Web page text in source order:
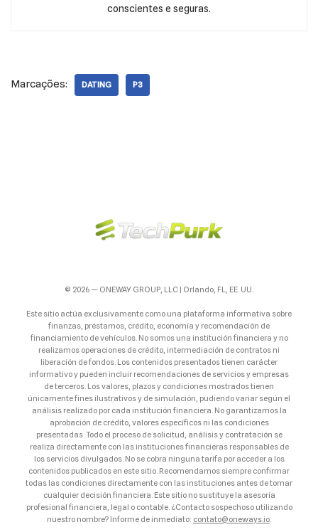
conscientes e seguras.
Marcações: DATING P3
© 2026 — ONEWAY GROUP, LLC | Orlando, FL, EE. UU.
Este sitio actúa exclusivamente como una plataforma informativa sobre
finanzas, préstamos, crédito, economía y recomendación de
financiamiento de vehículos. No somos una institución financiera y no
realizamos operaciones de crédito, intermediación de contratos ni
liberación de fondos. Los contenidos presentados tienen carácter
informativo y pueden incluir recomendaciones de servicios y empresas
de terceros. Los valores, plazos y condiciones mostrados tienen
únicamente fines ilustrativos y de simulación, pudiendo variar según el
análisis realizado por cada institución financiera. No garantizamos la
aprobación de crédito, valores específicos ni las condiciones
presentadas. Todo el proceso de solicitud, análisis y contratación se
realiza directamente con las instituciones financieras responsables de
los servicios divulgados. No se cobra ninguna tarifa por acceder a los
contenidos publicados en este sitio. Recomendamos siempre confirmar
todas las condiciones directamente con las instituciones antes de tomar
cualquier decisión financiera. Este sitio no sustituye la asesoría
profesional financiera, legal o contable. ¿Contacto sospechoso utilizando
nuestro nombre? Informe de inmediato: contato@oneways.io.